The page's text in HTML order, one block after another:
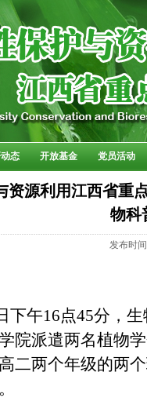
态 开放基金 党员活动
资源利用江西省重
物科
发布时
下午16点45分，
院派遣两名植物
二两个年级的两